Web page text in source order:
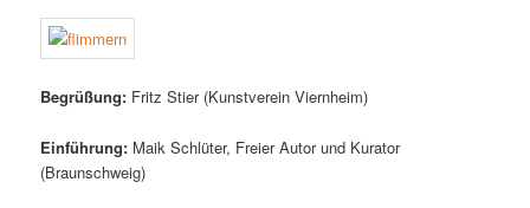
Begrüßung: Fritz Stier (Kunstverein Viernheim)
Einführung: Maik Schlüter, Freier Autor und Kurator
(Braunschweig)